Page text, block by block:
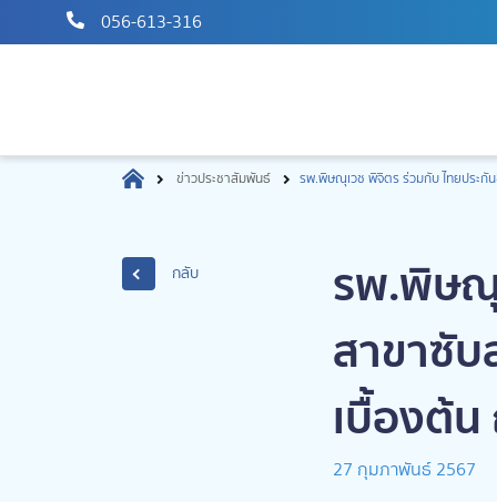
056-613-316
ข่าวประชาสัมพันธ์ รพ.พิษณุเวช พิจิตร ร่วมกับ ไทยประ
กลับ
รพ.พิษณุ
สาขาซั
เบื้องต้
27 กุมภาพันธ์ 2567